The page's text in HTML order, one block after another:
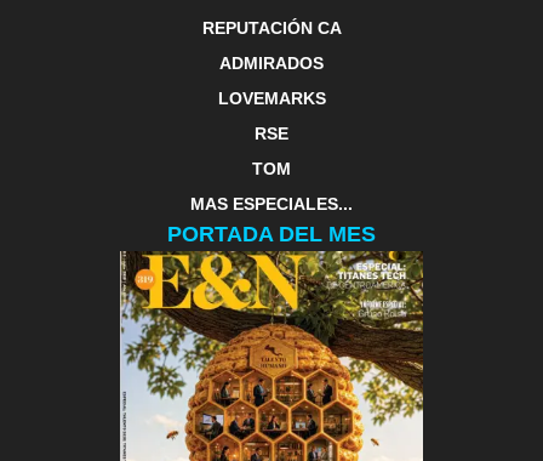
REPUTACIÓN CA
ADMIRADOS
LOVEMARKS
RSE
TOM
MAS ESPECIALES...
PORTADA DEL MES